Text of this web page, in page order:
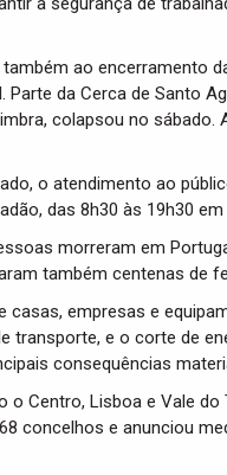
ao encerramento
Parte da Cerca de Santo
colapsou no
o atendimento ao
das 8h30 às 19h30
morreram em
também centenas de
casas, empresas e
transporte, e o corte de
consequências
Centro, Lisboa e Vale
concelhos e anunciou